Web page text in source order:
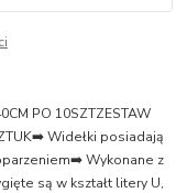
PO 10SZTZESTAW
Widełki posiadają
Wykonane z
są w kształt litery U,